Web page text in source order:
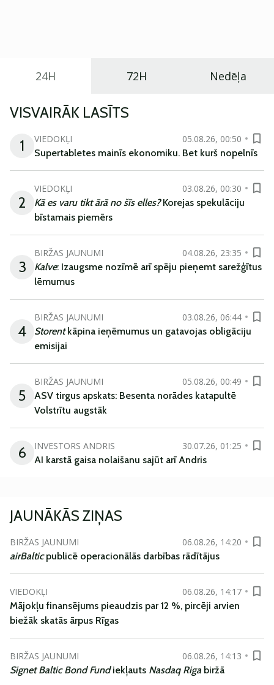
24H 72H Nedēļa
VISVAIRĀK LASĪTS
1
VIEDOKĻI
05.08.26, 00:50
Supertabletes mainīs ekonomiku. Bet kurš nopelnīs
2
VIEDOKĻI
03.08.26, 00:30
Kā es varu tikt ārā no šīs elles?Korejas spekulāciju
bīstamais piemērs
3
BIRŽAS JAUNUMI
04.08.26, 23:35
Kalve: Izaugsme nozīmē arī spēju pieņemt sarežģītus
lēmumus
4
BIRŽAS JAUNUMI
03.08.26, 06:44
Storentkāpina ieņēmumus un gatavojas obligāciju
emisijai
5
BIRŽAS JAUNUMI
05.08.26, 00:49
ASV tirgus apskats: Besenta norādes katapultē
Volstrītu augstāk
6 INVESTORS ANDRIS
30.07.26, 01:25
AI karstā gaisa nolaišanu sajūt arī Andris
JAUNĀKĀS ZIŅAS
BIRŽAS JAUNUMI
06.08.26, 14:20
airBalticpublicē operacionālās darbības rādītājus
VIEDOKĻI
06.08.26, 14:17
Mājokļu finansējums pieaudzis par 12 %, pircēji arvien
biežāk skatās ārpus Rīgas
BIRŽAS JAUNUMI
06.08.26, 14:13
Signet Baltic Bond Fundiekļauts Nasdaq Riga biržā